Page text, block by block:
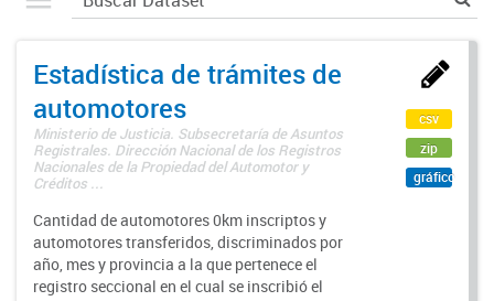
Estadística de trámites de
automotores
Ministerio de Justicia. Subsecretaría de Asuntos
Registrales. Dirección Nacional de los Registros
Nacionales de la Propiedad del Automotor y
Créditos ...
Cantidad de automotores 0km inscriptos y
automotores transferidos, discriminados por
año, mes y provincia a la que pertenece el
registro seccional en el cual se inscribió el
csv
zip
gráfico